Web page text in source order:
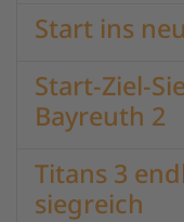
Start ins
Start-Ziel-
Bayreuth 2
Titans 3
siegreich